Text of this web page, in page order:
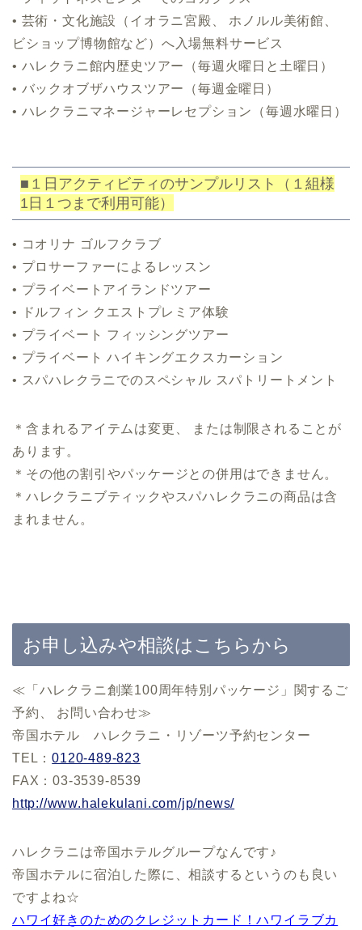
• 芸術・文化施設（イオラニ宮殿、 ホノルル美術館、
ビショップ博物館など）へ入場無料サービス
• ハレクラニ館内歴史ツアー（毎週火曜日と土曜日）
• バックオブザハウスツアー（毎週金曜日）
• ハレクラニマネージャーレセプション（毎週水曜日）
■１日アクティビティのサンプルリスト（ １組様
1日１つまで利用可能）
• コオリナ ゴルフクラブ
• プロサーファーによるレッスン
• プライベートアイランドツアー
• ドルフィン クエストプレミア体験
• プライベート フィッシングツアー
• プライベート ハイキングエクスカーション
• スパハレクラニでのスペシャル スパトリートメント
＊含まれるアイテムは変更、 または制限されることが
あります。
＊その他の割引やパッケージとの併用はできません。
＊ハレクラニブティックやスパハレクラニの商品は含
まれません。
お申し込みや相談はこちらから
≪「ハレクラニ創業100周年特別パッケージ」関するご
予約、 お問い合わせ≫
帝国ホテル ハレクラニ・リゾーツ予約センター
TEL：0120-489-823
FAX：03-3539-8539
http://www.halekulani.com/jp/news/
ハレクラニは帝国ホテルグループなんです♪
帝国ホテルに宿泊した際に、相談するというのも良い
ですよね☆
ハワイ好きのためのクレジットカード！ハワイラブカ